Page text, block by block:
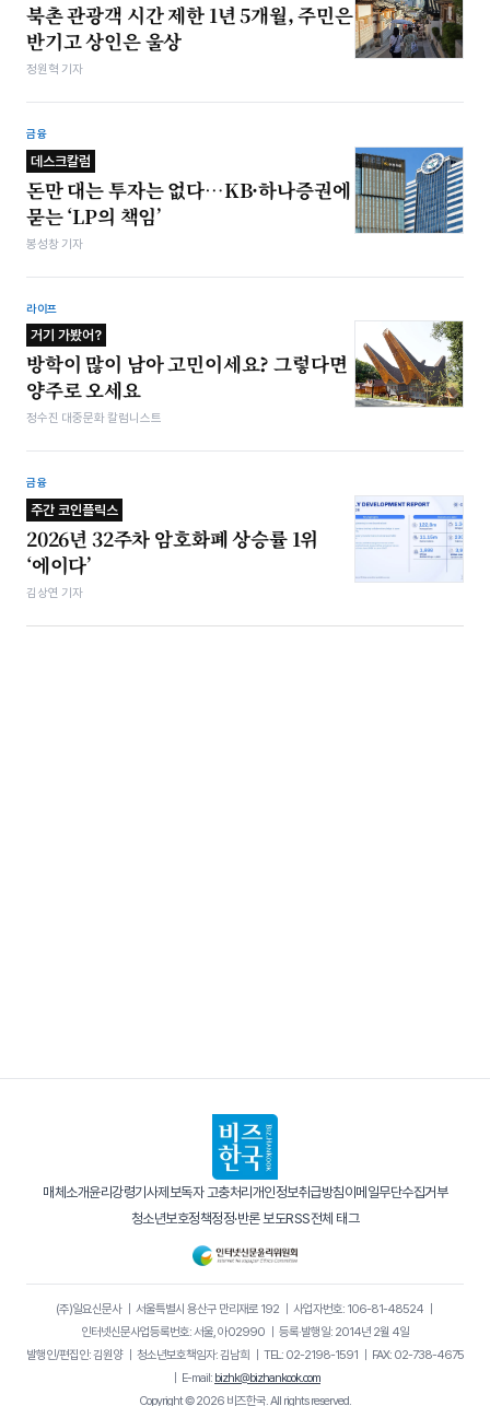
북촌 관광객 시간 제한 1년 5개월, 주민은
반기고 상인은 울상
정원혁 기자
금융
데스크칼럼
돈만 대는 투자는 없다…KB·하나증권에
묻는 ‘LP의 책임’
봉성창 기자
라이프
거기 가봤어?
방학이 많이 남아 고민이세요? 그렇다면
양주로 오세요
정수진 대중문화 칼럼니스트
금융
주간 코인플릭스
2026년 32주차 암호화폐 상승률 1위
‘에이다’
김상연 기자
매체소개윤리강령기사제보독자 고충처리 개인정보취급방침이메일무단수집거부
청소년보호정책정정·반론 보도RSS전체 태그
(주)일요신문사｜ 서울특별시 용산구 만리재로 192｜ 사업자번호: 106-81-48524｜
인터넷신문사업등록번호: 서울, 아02990
등록·발행일: 2014년 2월 4일
발행인/편집인: 김원양｜ 청소년보호책임자: 김남희 TEL: 02-2198-1591
FAX: 02-738-4675
E-mail: bizhk@bizhankook.com
Copyright © 2026 비즈한국. All rights reserved.